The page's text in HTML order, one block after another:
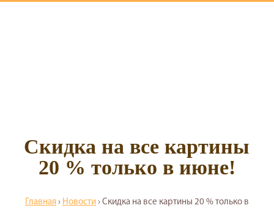
Скидка на все картины
20 % только в июне!
Главная › Новости › Скидка на все картины 20 % только в